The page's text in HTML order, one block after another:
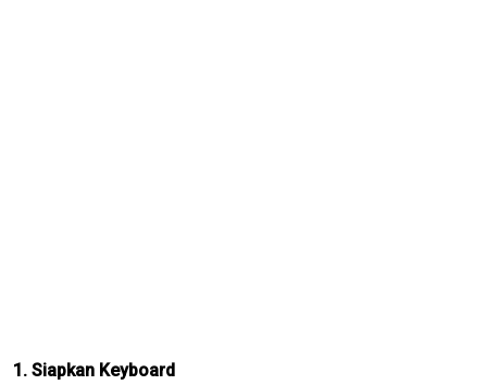
1. Siapkan Keyboard